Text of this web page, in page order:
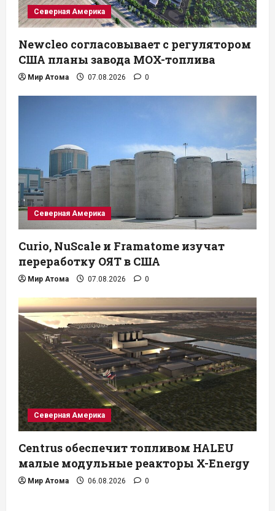
Северная Америка
Newcleo согласовывает с регулятором
США планы завода MOX-топлива
Мир Атома 07.08.2026 0
Северная Америка
Curio, NuScale и Framatome изучат
переработку ОЯТ в США
Мир Атома 07.08.2026 0
Северная Америка
Centrus обеспечит топливом HALEU
малые модульные реакторы X-Energy
Мир Атома 06.08.2026 0